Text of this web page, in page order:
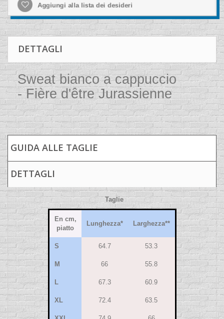
Aggiungi alla lista dei desideri
DETTAGLI
Sweat bianco a cappuccio
- Fière d'être Jurassienne
GUIDA ALLE TAGLIE
DETTAGLI
Taglie
En cm,
piatto
Lunghezza* Larghezza**
S 64.7 53.3
M 66 55.8
L 67.3 60.9
XL 72.4 63.5